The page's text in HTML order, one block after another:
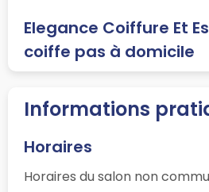
Elegance Coiffure Et
coiffe pas à domicile
Informations
Horaires
Horaires du salon non